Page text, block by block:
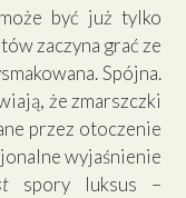
być już tylko
zaczyna grać ze
Spójna.
że zmarszczki
przez otoczenie
wyjaśnienie
spory luksus –